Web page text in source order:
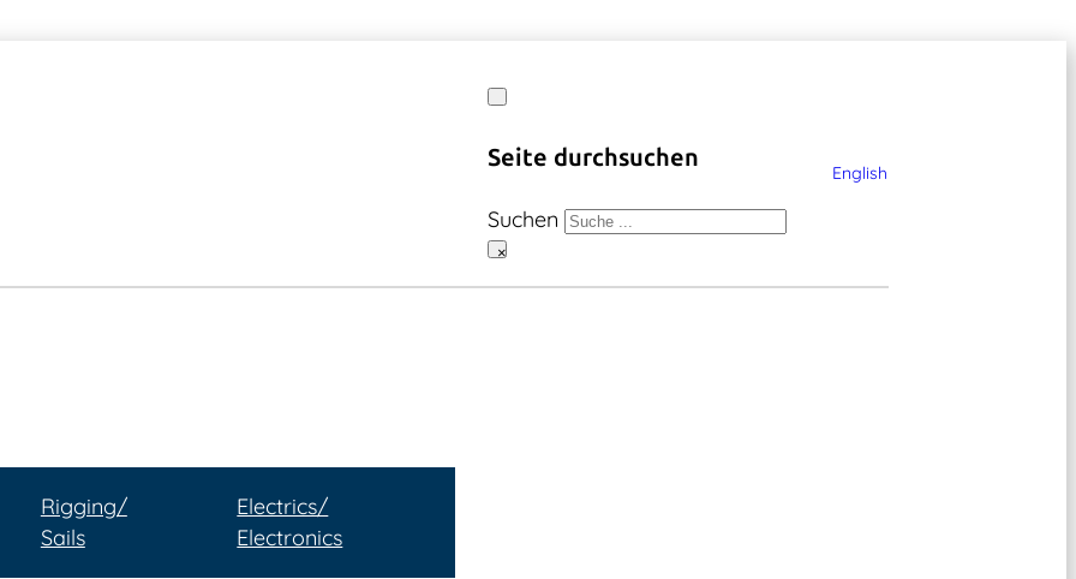
Seite durchsuchen
Suchen
×
English
Rigging/
Sails
Electrics/
Electronics